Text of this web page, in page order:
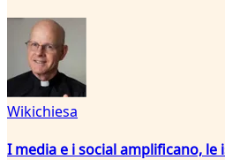
Wikichiesa
I media e i social amplificano,